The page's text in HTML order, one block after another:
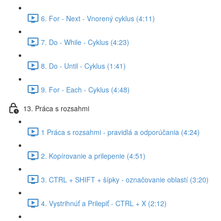
6. For - Next - Vnorený cyklus (4:11)
7. Do - While - Cyklus (4:23)
8. Do - Until - Cyklus (1:41)
9. For - Each - Cyklus (4:48)
13. Práca s rozsahmi
1 Práca s rozsahmi - pravidlá a odporúčania (4:24)
2. Kopírovanie a prilepenie (4:51)
3. CTRL + SHIFT + šípky - označovanie oblastí (3:20)
4. Vystrihnúť a Prilepiť - CTRL + X (2:12)